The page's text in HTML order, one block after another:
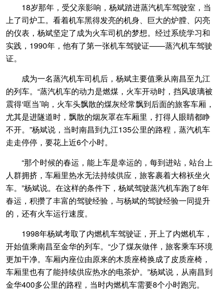
18岁那年，受父亲影响，杨斌踏进蒸汽机车驾驶室，当
上了司炉工。看着机车黑得发亮的机身、巨大的炉膛、闪亮
的仪表，杨斌坚定了成为火车司机的梦想。经过系统学习和
实践，1990年，他有了第一张机车驾驶证——蒸汽机车驾驶
证。
成为一名蒸汽机车司机后，杨斌主要值乘从南昌至九江
的列车。“蒸汽机车的动力是燃煤，火车开动时，挡风玻璃被
震得‘哐当’响，火车头飘散的煤灰经常飘到后面的旅客车厢，
尤其是进隧道时，飘散的烟灰罩在车厢里，打得人眼睛都睁
不开。”杨斌说，当时南昌到九江135公里的路程，蒸汽机车
走走停停，要花上近6个小时。
“那个时候的春运，能上车是幸运的，每到进站，站台上
人群拥挤，车厢里热水无法持续供应，旅客裹着大棉袄坐火
车。”杨斌说。在这样的条件下，杨斌驾驶蒸汽机车跑了8年
春运，积攒了丰富的驾驶经验，与杨斌的驾驶经验一同提升
的，还有火车运行速度。
1998年杨斌考取了内燃机车驾驶证，开上了内燃机车，
开始值乘南昌至金华的列车。“少了煤灰做伴，旅客乘车环境
更加干净。车厢内座位由原来的木质座椅换成了皮质座椅，
车厢里也有了能持续供应热水的电茶炉。”杨斌说，从南昌到
金华400多公里的路程，当时内燃机车需要8个小时跑完。